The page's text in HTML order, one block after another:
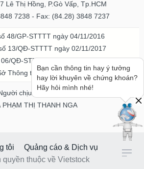
Lê Thị Hồng, P.Gò Vấp, Tp.HCM
7238 - Fax: (84.28) 3848 7237
48/GP-STTTT ngày 04/11/2016
13/QĐ-STTTT ngày 02/11/2017
QĐ-STTTT-ICP ngày 20/07/2023
Thông tin và Truyền thông TPHCM
chịu trách nhiệm
PHẠM THỊ THANH NGA
tôi
Quảng cáo & Dịch vụ
quyền thuộc về Vietstock
Bạn cần thông tin hay ý tưởng
hay lời khuyên về chứng khoán?
Hãy hỏi mình nhé!